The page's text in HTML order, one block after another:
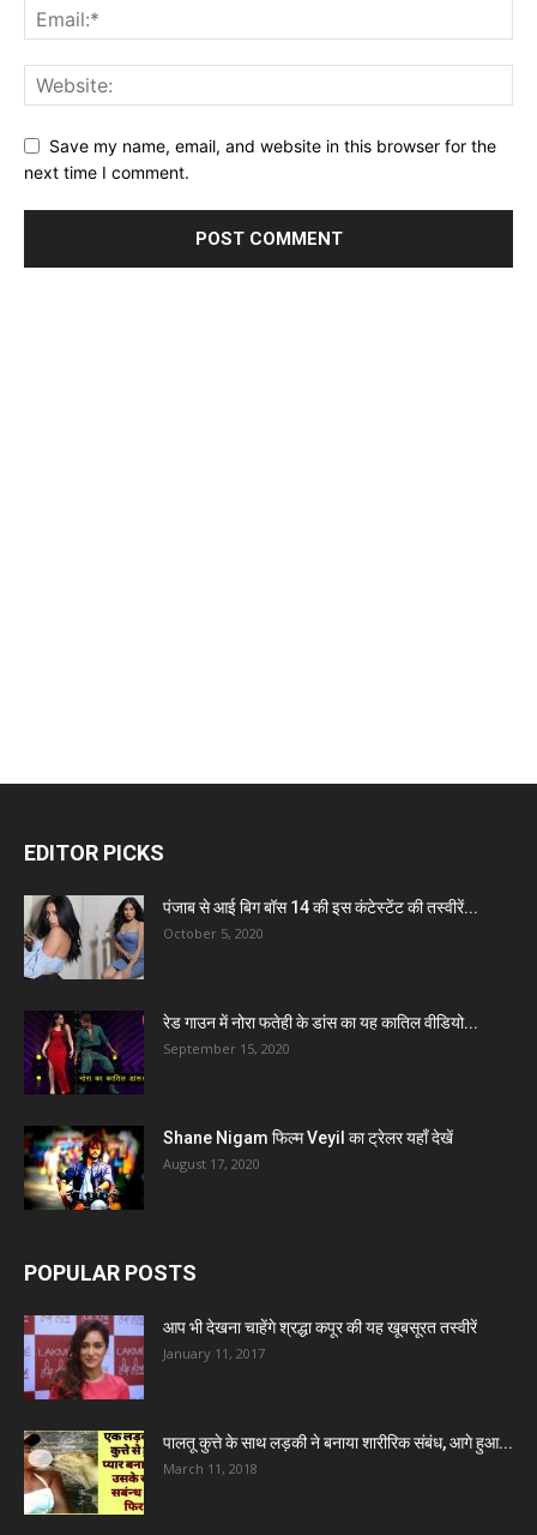
Save my name, email, and website in this browser for the
next time I comment.
EDITOR PICKS
पंजाब से आई बिग बॉस 14 की इस कंटेस्टेंट की तस्वीरें...
October 5, 2020
रेड गाउन में नोरा फतेही के डांस का यह कातिल वीडियो...
September 15, 2020
Shane Nigam फिल्म Veyil का ट्रेलर यहाँ देखें
August 17, 2020
POPULAR POSTS
आप भी देखना चाहेंगे श्रद्धा कपूर की यह खूबसूरत तस्वीरें
January 11, 2017
पालतू कुत्ते के साथ लड़की ने बनाया शारीरिक संबंध, आगे हुआ...
March 11, 2018